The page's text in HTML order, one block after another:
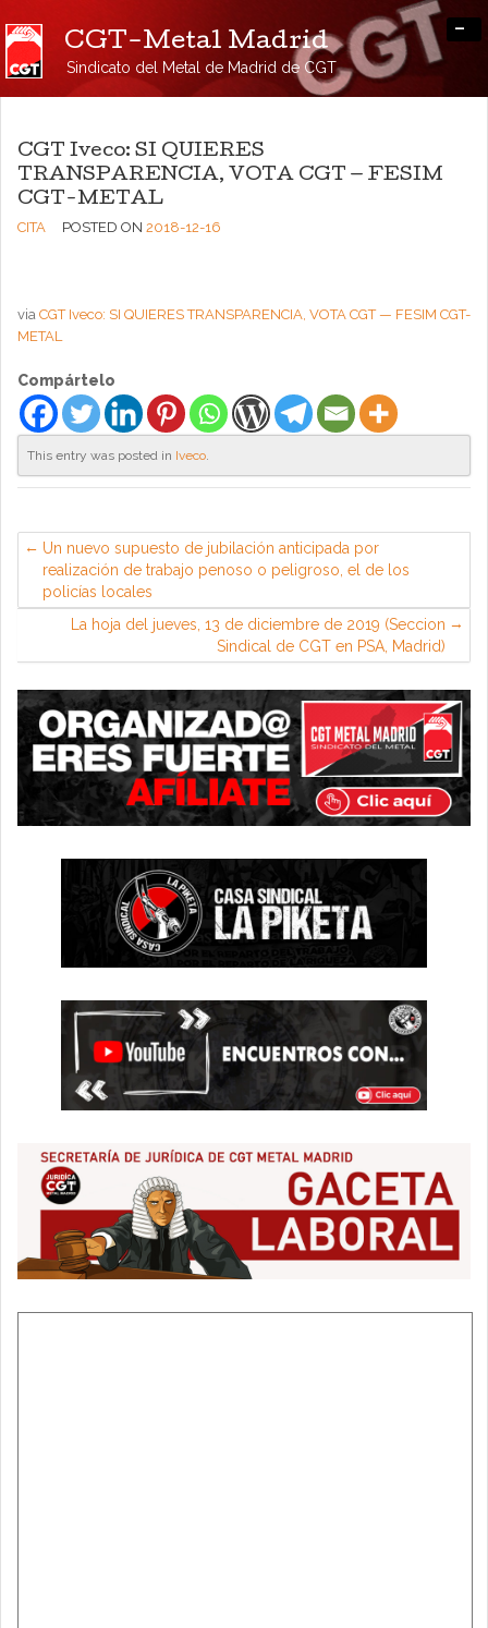
CGT-Metal Madrid
Sindicato del Metal de Madrid de CGT
-
CGT Iveco: SI QUIERES
TRANSPARENCIA, VOTA CGT — FESIM
CGT-METAL
CITA POSTED ON 2018-12-16
via CGT Iveco: SI QUIERES TRANSPARENCIA, VOTA CGT — FESIM CGT-
METAL
Compártelo
This entry was posted in Iveco.
Un nuevo supuesto de jubilación anticipada por
realización de trabajo penoso o peligroso, el de los
policías locales
La hoja del jueves, 13 de diciembre de 2019 (Seccion
Sindical de CGT en PSA, Madrid)